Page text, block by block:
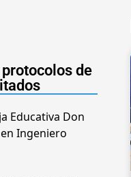
de
Educativa Don
Ingeniero